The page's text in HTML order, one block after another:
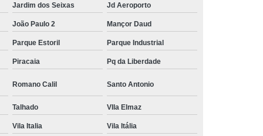
Jardim dos Seixas Jd Aeroporto
João Paulo 2 Mançor Daud
Parque Estoril Parque Industrial
Piracaia Pq da Liberdade
Romano Calil Santo Antonio
Talhado VIla Elmaz
Vila Italia Vila Itália